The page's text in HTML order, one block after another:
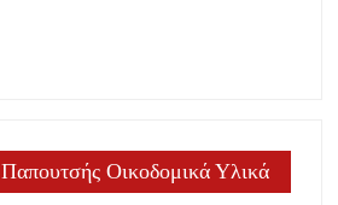
Παπουτσής Οικοδομικά Υλικά